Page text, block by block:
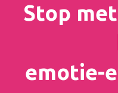
Stop
emotie-